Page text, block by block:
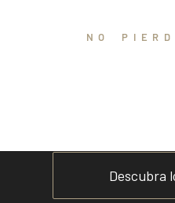
NO
Descubra